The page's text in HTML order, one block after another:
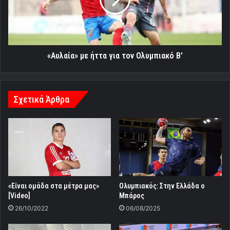
Ολυμπιακό
«Αυλαία» με ήττα για τον Ολυμπιακό Β'
Σχετικά Άρθρα
«Είναι ομάδα στα μέτρα μας»
[Video]
26/10/2022
Ολυμπιακός: Στην Ελλάδα ο
Μπάρος
06/08/2025